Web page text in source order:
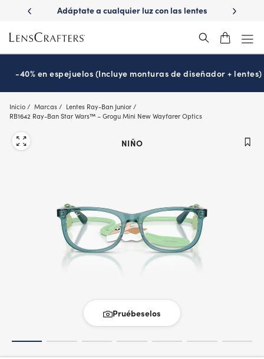
main
content
con
Adáptate a cualquier luz con las lentes
¿Es
-40% en espejuelos (Incluye monturas de diseñador + lentes)
Inicio Marcas
Lentes Ray-Ban Junior
RB1642 Ray-Ban Star Wars™ – Grogu Mini New Wayfarer Optics
NIÑO
Pruébeselos